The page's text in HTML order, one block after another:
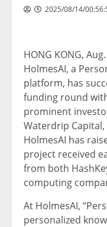
2025/08/14/
HONG KONG,
HolmesAI, a
platform, has
funding round
prominent
Waterdrip Capital,
HolmesAI has
project received
from both
computing
At HolmesAI,
personalized